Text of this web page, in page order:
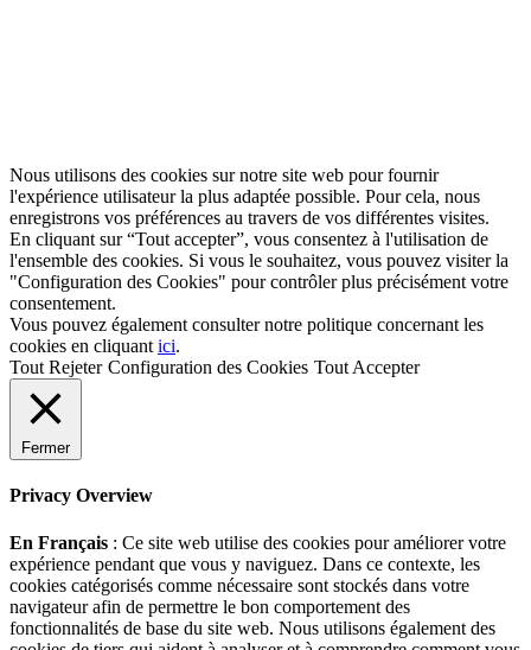
l'ensemble des cookies. Si vous le souhaitez, vous pouvez visiter la
"Configuration des Cookies" pour contrôler plus précisément votre
consentement.
Vous pouvez également consulter notre politique concernant les
cookies en cliquantici.
Tout Rejeter Configuration des Cookies Tout Accepter
Fermer
Privacy Overview
En Français
cookies catégorisés comme nécessaire sont stockés dans votre
navigateur afin de permettre le bon comportement des
fonctionnalités de base du site web. Nous utilisons également des
cookies de tiers qui aident à analyser et à comprendre comment vous
utilisez notre site qima-lifesciences.com. Ces cookies vont être
stockés sur votre navigateur uniquement avec votre accord
préalable. Vous avez la possibilité de refuser d'utiliser tout ou partie
de ces cookies mais cela peut fortement détériorer votre expérience